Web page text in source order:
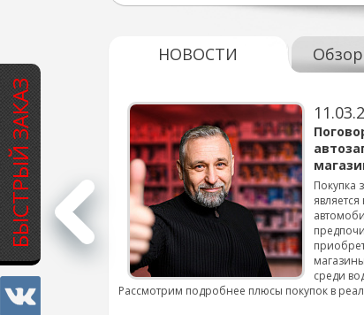
БЫСТРЫЙ ЗАКАЗ
НОВОСТИ
для
смены шин на
подробнее...
Покупка
среди
Рассмотрим подробнее плюсы покупок в